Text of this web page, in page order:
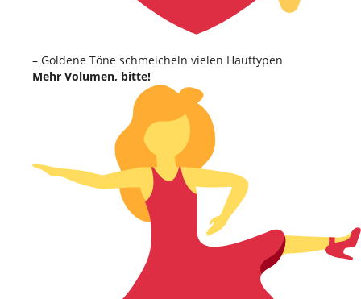
– Goldene Töne schmeicheln vielen Hauttypen
Mehr Volumen, bitte!